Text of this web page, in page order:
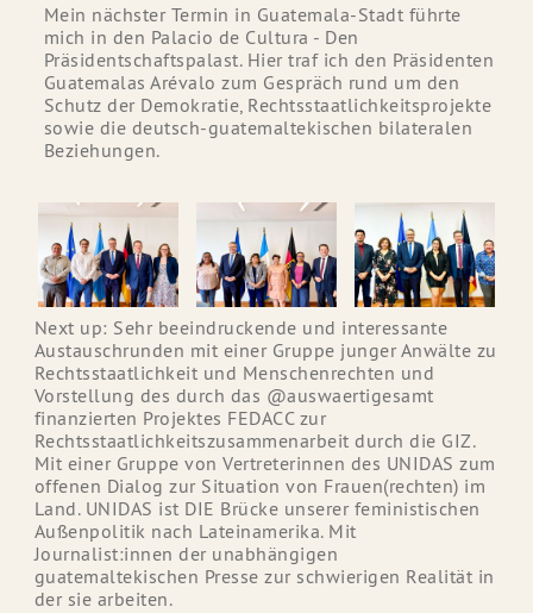
Mein nächster Termin in Guatemala-Stadt führte
mich in den Palacio de Cultura - Den
Präsidentschaftspalast. Hier traf ich den Präsidenten
Guatemalas Arévalo zum Gespräch rund um den
Schutz der Demokratie, Rechtsstaatlichkeitsprojekte
sowie die deutsch-guatemaltekischen bilateralen
Beziehungen.
Next up: Sehr beeindruckende und interessante
Austauschrunden mit einer Gruppe junger Anwälte zu
Rechtsstaatlichkeit und Menschenrechten und
Vorstellung des durch das @auswaertigesamt
finanzierten Projektes FEDACC zur
Rechtsstaatlichkeitszusammenarbeit durch die GIZ.
Mit einer Gruppe von Vertreterinnen des UNIDAS zum
offenen Dialog zur Situation von Frauen(rechten) im
Land. UNIDAS ist DIE Brücke unserer feministischen
Außenpolitik nach Lateinamerika. Mit
Journalist:innen der unabhängigen
guatemaltekischen Presse zur schwierigen Realität in
der sie arbeiten.